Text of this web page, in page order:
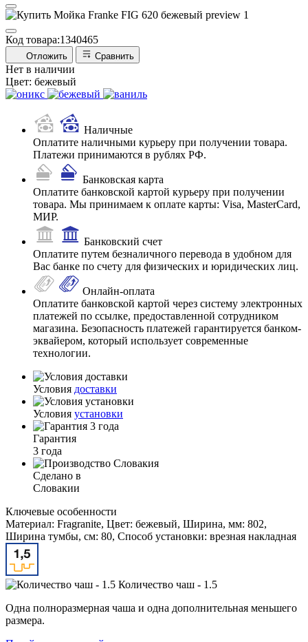
Код товара:1340465
Отложить Сравнить
Нет в наличии
Цвет: бежевый
Наличные
Оплатите наличными курьеру при получении товара.
Платежи принимаются в рублях РФ.
Банковская карта
Оплатите банковской картой курьеру при получении
товара. Мы принимаем к оплате карты: Visa, MasterCard,
МИР.
Банковский счет
Оплатите путем безналичного перевода в удобном для
Вас банке по счету для физических и юридических лиц.
Онлайн-оплата
Оплатите банковской картой через систему электронных
платежей по ссылке, предоставленной сотрудником
магазина. Безопасность платежей гарантируется банком-
эквайером, который использует современные
технологии.
Условия доставки
Условия установки
Гарантия
3 года
Сделано в
Словакии
Ключевые особенности
Материал: Fragranite, Цвет: бежевый, Ширина, мм: 802,
Ширина тумбы, см: 80, Способ установки: врезная накладная
Количество чаш - 1.5
Одна полноразмерная чаша и одна дополнительная меньшего
размера.